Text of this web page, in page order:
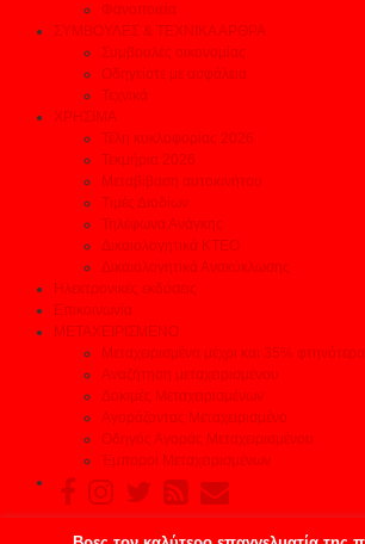
Φανοποιεία
ΣΥΜΒΟΥΛΕΣ & ΤΕΧΝΙΚΑ ΑΡΘΡΑ
Συμβουλές οικονομίας
Οδηγείστε με ασφάλεια
Τεχνικά
ΧΡΗΣΙΜΑ
Τέλη κυκλοφορίας 2026
Τεκμήρια 2026
Μεταβίβαση αυτοκινήτου
Τιμές Διοδίων
Τηλέφωνα Ανάγκης
Δικαιολογητικά ΚΤΕΟ
Δικαιολογητικά Ανακύκλωσης
Ηλεκτρονικές εκδόσεις
Επικοινωνία
ΜΕΤΑΧΕΙΡΙΣΜΕΝΟ
Μεταχειρισμένα μέχρι και 35% φτηνότερα
Αναζήτηση μεταχειρισμένου
Δοκιμές Μεταχειρισμένων
Αγοράζοντας Μεταχειρισμένο
Οδηγός Αγοράς Μεταχειρισμένου
Έμποροι Μεταχειρισμένων